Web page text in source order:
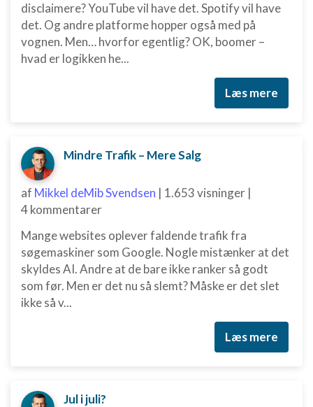
disclaimere? YouTube vil have det. Spotify vil have
det. Og andre platforme hopper også med på
vognen. Men… hvorfor egentlig? OK, boomer –
hvad er logikken he...
Læs mere
Mindre Trafik – Mere Salg
af Mikkel deMib Svendsen | 1.653 visninger |
4 kommentarer
Mange websites oplever faldende trafik fra
søgemaskiner som Google. Nogle mistænker at det
skyldes AI. Andre at de bare ikke ranker så godt
som før. Men er det nu så slemt? Måske er det slet
ikke så v...
Læs mere
Jul i juli?